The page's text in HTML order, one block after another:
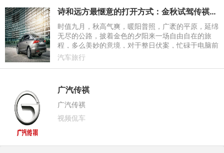
诗和远方最惬意的打开方式：金秋试驾传祺GA8
时值九月，秋高气爽，暖阳普照，广袤的平原，延绵
无尽的公路，披着金色的夕阳来一场自由自在的旅
程，多么美妙的意境，对于整日伏案，忙碌于电脑前
的编辑来说，那是再惬意不过的了。此次有幸试驾传
汽车旅行
广汽传祺
广汽传祺
视频侃车